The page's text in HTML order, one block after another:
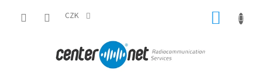
CZK